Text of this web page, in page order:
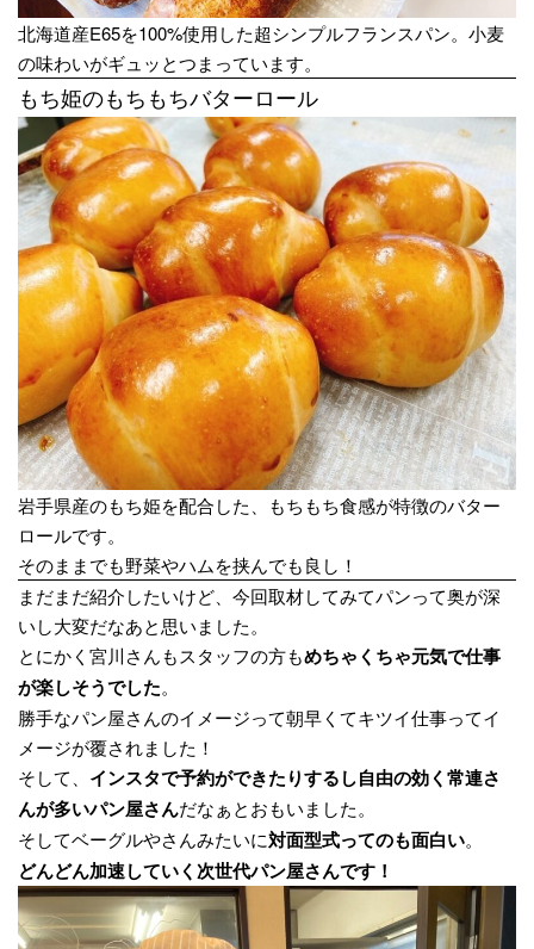
北海道産E65を100%使用した超シンプルフランスパン。小麦
の味わいがギュッとつまっています。
もち姫のもちもちバターロール
岩手県産のもち姫を配合した、もちもち食感が特徴のバター
ロールです。
そのままでも野菜やハムを挟んでも良し！
まだまだ紹介したいけど、今回取材してみてパンって奥が深
いし大変だなあと思いました。
とにかく宮川さんもスタッフの方もめちゃくちゃ元気で仕事
が楽しそうでした。
勝手なパン屋さんのイメージって朝早くてキツイ仕事ってイ
メージが覆されました！
そして、 インスタで予約ができたりするし自由の効く常連さ
んが多いパン屋さんだなぁとおもいました。
そしてベーグルやさんみたいに対面型式ってのも面白い。
どんどん加速していく次世代パン屋さんです！